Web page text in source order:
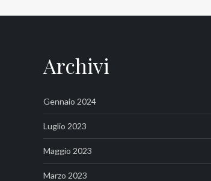
Archivi
Gennaio 2024
Luglio 2023
Maggio 2023
Marzo 2023